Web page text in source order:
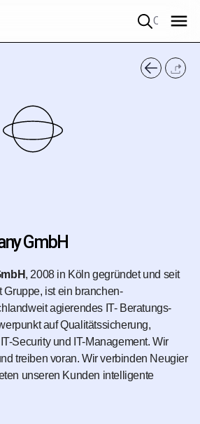
GmbH
, 2008 in Köln gegründet und seit
Gruppe, ist ein branchen­
agierendes IT- Beratungs­
auf Qualitäts­sicherung,
Security und IT-Management. Wir
treiben voran. Wir verbinden Neugier
unseren Kunden intelligente